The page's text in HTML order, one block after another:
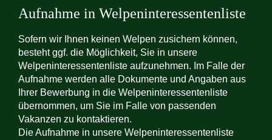
Aufnahme in Welpeninteressentenliste
Sofern wir Ihnen keinen Welpen zusichern können,
besteht ggf. die Möglichkeit, Sie in unsere
Welpeninteressentenliste aufzunehmen. Im Falle der
Aufnahme werden alle Dokumente und Angaben aus
Ihrer Bewerbung in die Welpeninteressentenliste
übernommen, um Sie im Falle von passenden
Vakanzen zu kontaktieren.
Die Aufnahme in unsere Welpeninteressentenliste